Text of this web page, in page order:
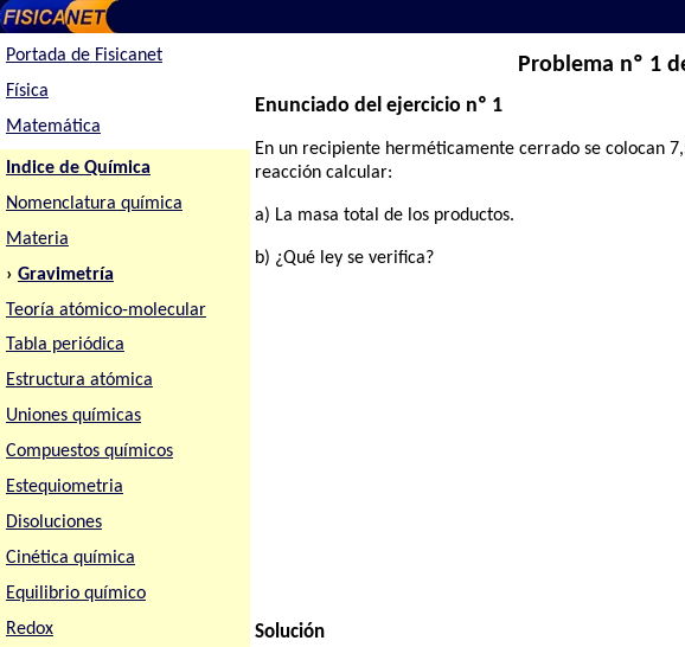
Portada de Fisicanet
Física
Matemática
Indice de Química
Nomenclatura química
Materia
› Gravimetría
Teoría atómico-molecular
Tabla periódica
Estructura atómica
Uniones químicas
Compuestos químicos
Estequiometria
Disoluciones
Cinética química
Equilibrio químico
Redox
Problema nº 1
Enunciado del ejercicio nº 1
En un recipiente herméticamente cerrado se colocan
reacción calcular:
a) La masa total de los productos.
b) ¿Qué ley se verifica?
Solución